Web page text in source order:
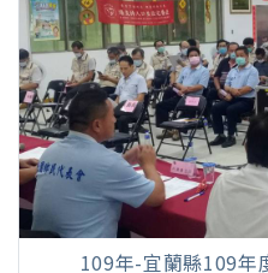
109年-宜蘭縣109年